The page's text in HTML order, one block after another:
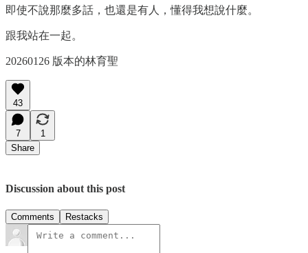
即使不說那麼多話，也還是有人，懂得我想說什麼。
跟我站在一起。
20260126 版本的林育聖
43
7
1
Share
Discussion about this post
Comments Restacks